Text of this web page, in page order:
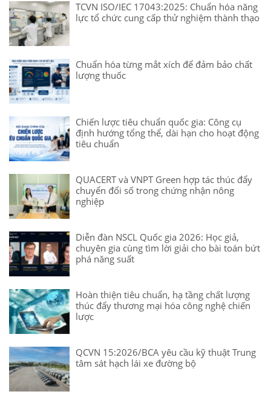
TCVN ISO/IEC 17043:2025: Chuẩn hóa năng
lực tổ chức cung cấp thử nghiệm thành thạo
Chuẩn hóa từng mắt xích để đảm bảo chất
lượng thuốc
Chiến lược tiêu chuẩn quốc gia: Công cụ
định hướng tổng thể, dài hạn cho hoạt động
tiêu chuẩn
QUACERT và VNPT Green hợp tác thúc đẩy
chuyển đổi số trong chứng nhận nông
nghiệp
Diễn đàn NSCL Quốc gia 2026: Học giả,
chuyên gia cùng tìm lời giải cho bài toán bứt
phá năng suất
Hoàn thiện tiêu chuẩn, hạ tầng chất lượng
thúc đẩy thương mại hóa công nghệ chiến
lược
QCVN 15:2026/BCA yêu cầu kỹ thuật Trung
tâm sát hạch lái xe đường bộ